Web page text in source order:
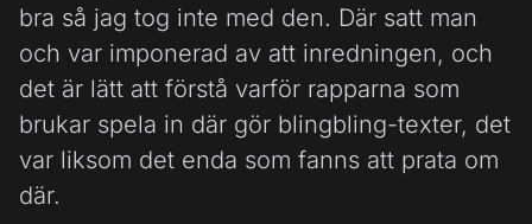
bra så jag tog inte med den. Där satt man
och var imponerad av att inredningen, och
det är lätt att förstå varför rapparna som
brukar spela in där gör blingbling-texter, det
var liksom det enda som fanns att prata om
där.